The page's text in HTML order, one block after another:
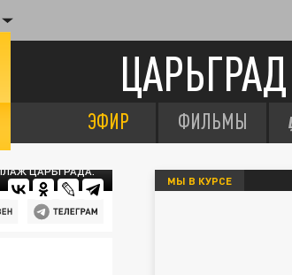
ЦАРЬГРАД
ЭФИР ФИЛЬМЫ
ЦАРЬГРАДА.
МЫ В КУРСЕ